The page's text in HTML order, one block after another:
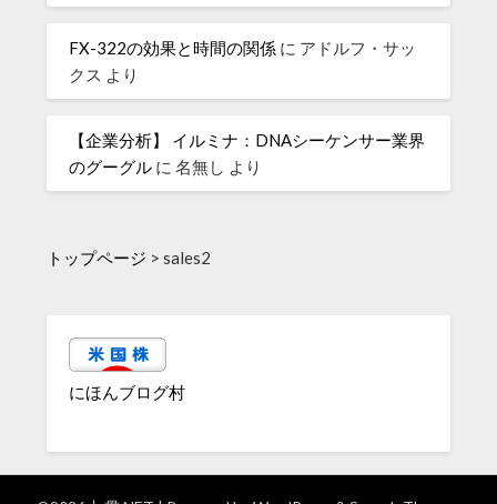
FX-322の効果と時間の関係 に アドルフ・サッ
クス より
【企業分析】 イルミナ：DNAシーケンサー業界
のグーグル に名無し より
トップページ >sales2
にほんブログ村